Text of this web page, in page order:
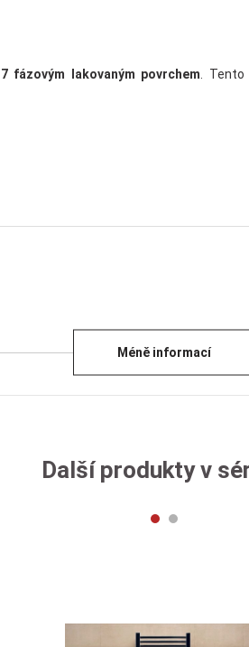
7 fázovým lakovaným povrchem. Tento
Méně informací
Další produkty v